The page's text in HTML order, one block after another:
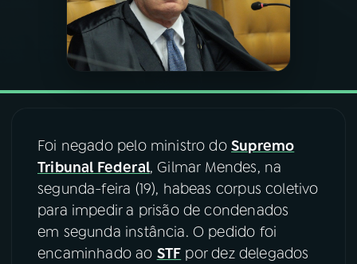
PODCASTS
06VIDEOCASTS
07 ÚLTIMAS
08 FESTIVAL DE MÚSICA
ACOMPANHE A RÁDIO NACIONAL
Foi negado pelo ministro doSupremo
Tribunal Federal, Gilmar Mendes, na
segunda-feira (19), habeas corpus coletivo
para impedir a prisão de condenados
em segunda instância. O pedido foi
encaminhado ao STF por dez delegados